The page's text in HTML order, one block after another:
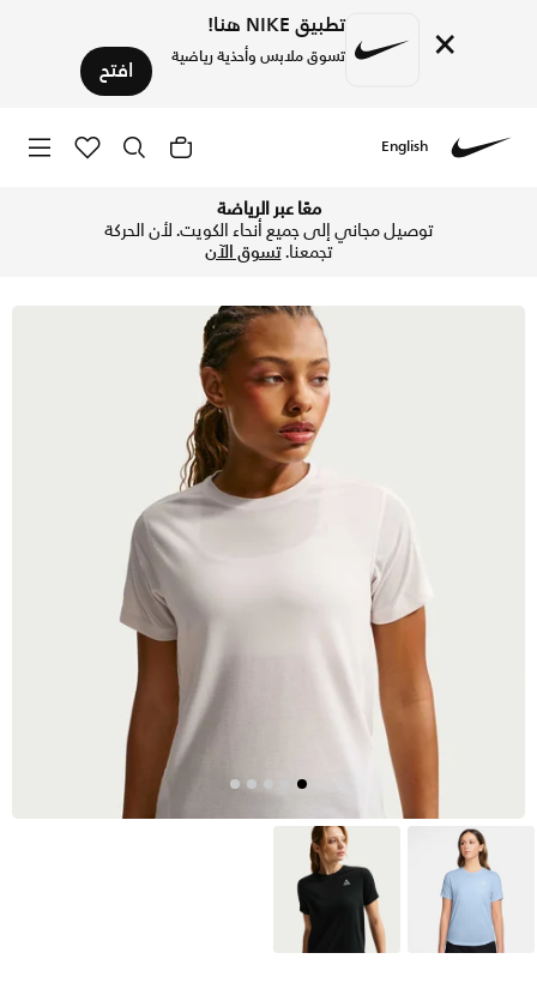
× تطبيق NIKE هنا!
تسوق ملابس وأحذية رياضية افتح
English
معًا عبر الرياضة
توصيل مجاني إلى جميع أنحاء الكويت. لأن الحركة
تجمعنا.تسوق الآن
أزرق أسود